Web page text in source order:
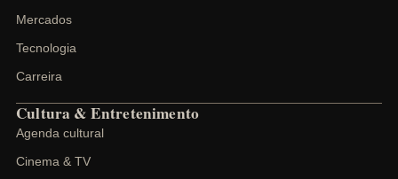
Mercados
Tecnologia
Carreira
Cultura & Entretenimento
Agenda cultural
Cinema & TV